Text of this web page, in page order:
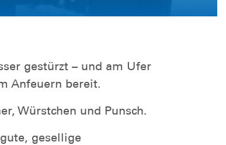
gestürzt – und am Ufer
Anfeuern bereit.
Würstchen und Punsch.
gesellige